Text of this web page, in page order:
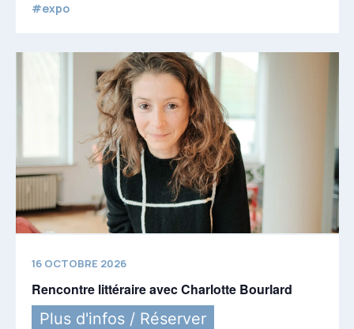
#expo
16 OCTOBRE 2026
Rencontre littéraire avec Charlotte Bourlard
Plus d'infos / Réserver